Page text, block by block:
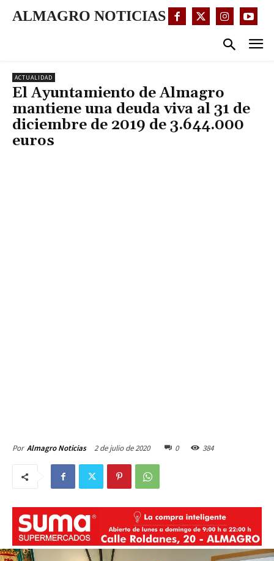
ALMAGRO NOTICIAS
ACTUALIDAD
El Ayuntamiento de Almagro
mantiene una deuda viva al 31 de
diciembre de 2019 de 3.644.000
euros
Por Almagro Noticias 2 de julio de 2020 0 384